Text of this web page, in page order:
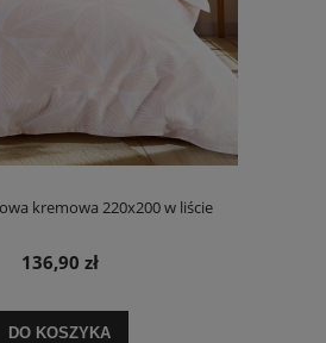
kremowa 220x200 w liście
136,90 zł
DO KOSZYKA